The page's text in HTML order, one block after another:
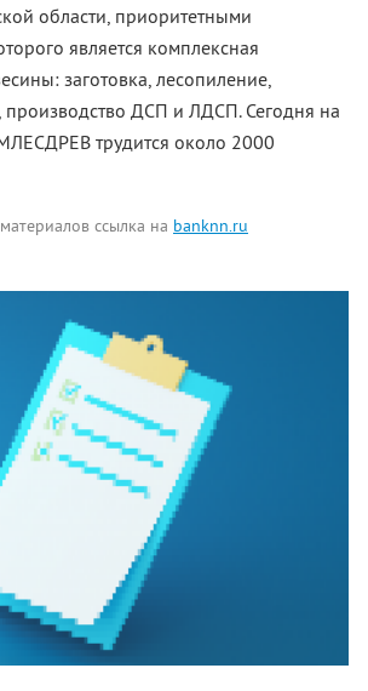
области, приоритетными
является комплексная
заготовка, лесопиление,
производство ДСП и ЛДСП. Сегодня на
трудится около 2000
ссылка на banknn.ru
Написать